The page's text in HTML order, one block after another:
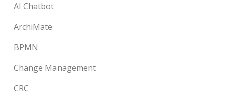
AI Chatbot
ArchiMate
BPMN
Change Management
CRC